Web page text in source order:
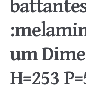
um
H=253